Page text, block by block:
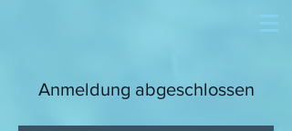
Anmeldung abgeschlossen